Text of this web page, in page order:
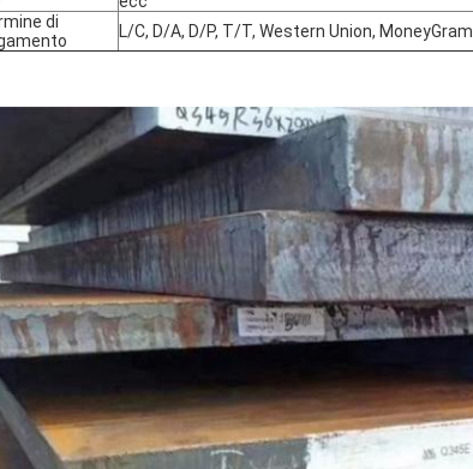
di
L/C, D/A, D/P, T/T, Western Union, MoneyGram